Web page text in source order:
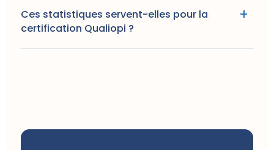
Ces statistiques servent-elles pour la
certification Qualiopi ?